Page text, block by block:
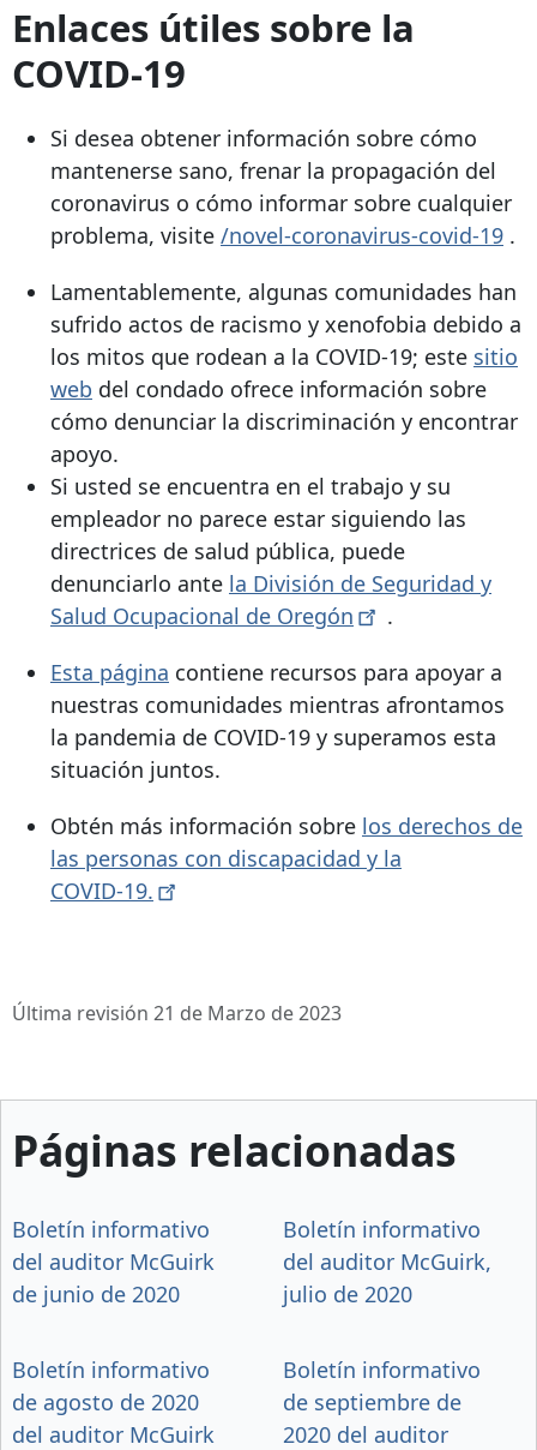
Enlaces útiles sobre la
COVID-19
Si desea obtener información sobre cómo
mantenerse sano, frenar la propagación del
coronavirus o cómo informar sobre cualquier
problema, visite /novel-coronavirus-covid-19 .
Lamentablemente, algunas comunidades han
sufrido actos de racismo y xenofobia debido a
los mitos que rodean a la COVID-19; este sitio
web del condado ofrece información sobre
cómo denunciar la discriminación y encontrar
apoyo.
Si usted se encuentra en el trabajo y su
empleador no parece estar siguiendo las
directrices de salud pública, puede
denunciarlo ante la División de Seguridad y
Salud Ocupacional de Oregón
.
Esta página contiene recursos para apoyar a
nuestras comunidades mientras afrontamos
la pandemia de COVID-19 y superamos esta
situación juntos.
Obtén más información sobre los derechos de
las personas con discapacidad y la
COVID-19.
Última revisión 21 de Marzo de 2023
Páginas relacionadas
Boletín informativo
del auditor McGuirk
de junio de 2020
Boletín informativo
del auditor McGuirk,
julio de 2020
Boletín informativo
de agosto de 2020
del auditor McGuirk
Boletín informativo
de septiembre de
2020 del auditor